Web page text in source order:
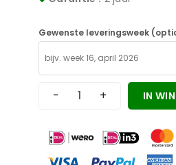
Gewenste leveringsweek
- + IN